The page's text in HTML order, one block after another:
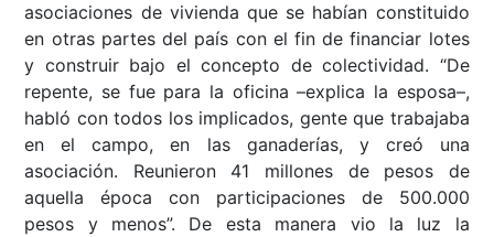
asociaciones de vivienda que se habían constituido
en otras partes del país con el fin de financiar lotes
y construir bajo el concepto de colectividad. “De
repente, se fue para la oficina –explica la esposa–,
habló con todos los implicados, gente que trabajaba
en el campo, en las ganaderías, y creó una
asociación. Reunieron 41 millones de pesos de
aquella época con participaciones de 500.000
pesos y menos”. De esta manera vio la luz la